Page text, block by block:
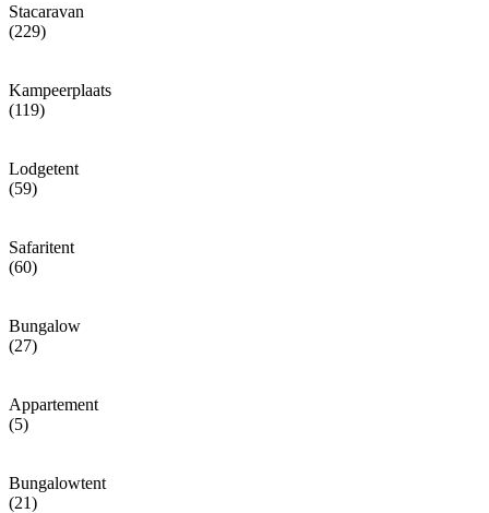
Stacaravan
(229)
Kampeerplaats
(119)
Lodgetent
(59)
Safaritent
(60)
Bungalow
(27)
Appartement
(5)
Bungalowtent
(21)